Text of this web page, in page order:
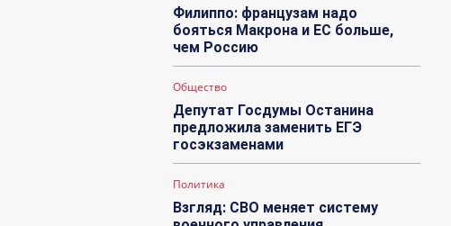
Филиппо: французам надо
бояться Макрона и ЕС больше,
чем Россию
Общество
Депутат Госдумы Останина
предложила заменить ЕГЭ
госэкзаменами
Политика
Взгляд: СВО меняет систему